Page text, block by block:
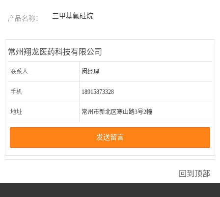
产品名称： 三甲基氟硅烷
常州翔龙医药科技有限公司
联系人 闵经理
手机 18915873328
地址 常州市新北区寒山路3号2幢
发送留言
回到顶部